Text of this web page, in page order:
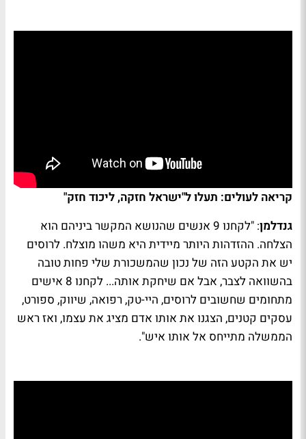
קריאה לעולים: תעלו ל"ישראל חזקה, ליכוד חזק"
גנדלמן
: "לקחנו 9 אנשים שהנושא המקשר ביניהם הוא
הצלחה. ההזדהות היותר מיידית היא משהו מוצלח. לרוסים
יש את הקטע הזה של נכון שהמשכורת שלי פחות טובה
בהשוואה לצבר, אבל אם שיחקת אותה... לקחנו 8 אישים
מתחומים שחשובים לרוסים, היי-טק, רפואה, שיווק, ספורט,
עסקים קטנים, הצגנו את אותו אדם מציג את עצמו, ואז ראש
הממשלה מתייחס אל אותו איש".